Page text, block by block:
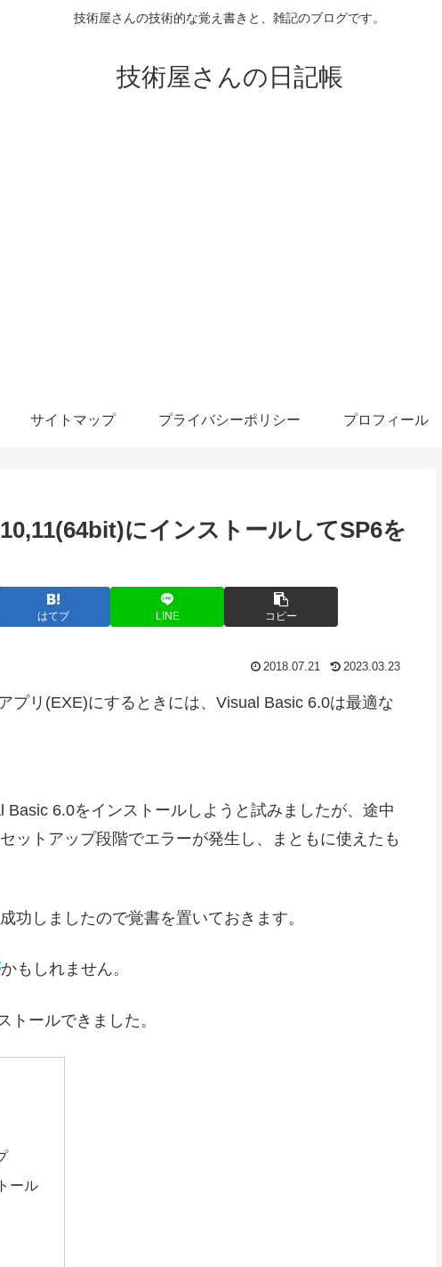
技術屋さんの技術的な覚え書きと、雑記のブログです。
技術屋さんの日記帳
サイトマップ プライバシーポリシー プロフィール
にインストールしてSP6を
はてブ LINE コピー
2018.07.21 2023.03.23
プリ(EXE)にするときには、Visual Basic 6.0は最適な
6.0をインストールしようと試みましたが、途中
ットアップ段階でエラーが発生し、まともに使えたも
功しましたので覚書を置いておきます。
かもしれません。
トールできました。
ール